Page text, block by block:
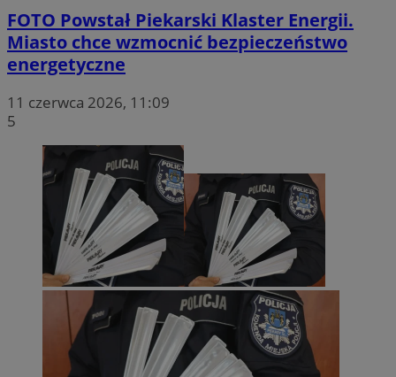
FOTO Powstał Piekarski Klaster Energii.
Miasto chce wzmocnić bezpieczeństwo
energetyczne
11 czerwca 2026, 11:09
5